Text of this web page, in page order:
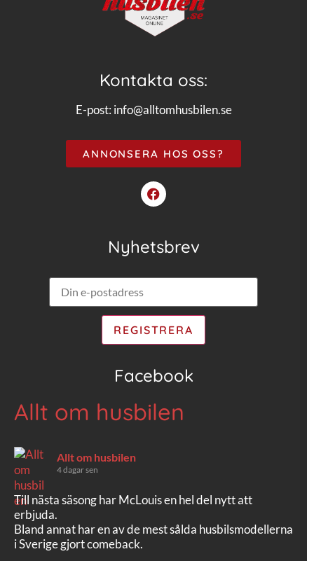
Kontakta oss:
E-post: info@alltomhusbilen.se
ANNONSERA HOS OSS?
Nyhetsbrev
Facebook
Allt om husbilen
Allt om husbilen
4 dagar sen
Till nästa säsong har McLouis en hel del nytt att
erbjuda.
Bland annat har en av de mest sålda husbilsmodellerna
i Sverige gjort comeback.